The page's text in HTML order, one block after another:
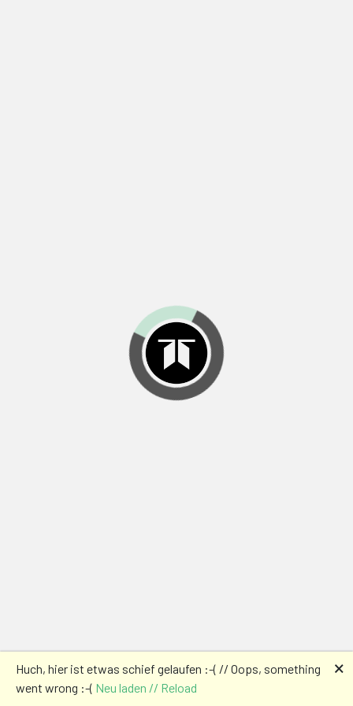
Huch, hier ist etwas schief gelaufen :-( // Oops, something
went wrong :-( Neu laden // Reload
🗙